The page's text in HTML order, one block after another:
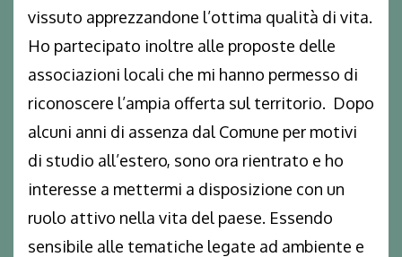
vissuto apprezzandone l’ottima qualità di vita.
Ho partecipato inoltre alle proposte delle
associazioni locali che mi hanno permesso di
riconoscere l’ampia offerta sul territorio. Dopo
alcuni anni di assenza dal Comune per motivi
di studio all’estero, sono ora rientrato e ho
interesse a mettermi a disposizione con un
ruolo attivo nella vita del paese. Essendo
sensibile alle tematiche legate ad ambiente e